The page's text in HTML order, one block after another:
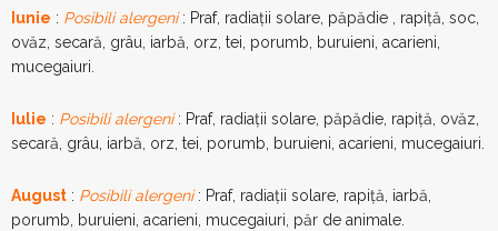
Iunie : Posibili alergeni: Praf, radiații solare, păpădie , rapiță, soc,
ovăz, secară, grâu, iarbă, orz, tei, porumb, buruieni, acarieni,
mucegaiuri.
Iulie : Posibili alergeni: Praf, radiații solare, păpădie, rapiță, ovăz,
secară, grâu, iarbă, orz, tei, porumb, buruieni, acarieni, mucegaiuri.
August : Posibili alergeni: Praf, radiații solare, rapiță, iarbă,
porumb, buruieni, acarieni, mucegaiuri, păr de animale.